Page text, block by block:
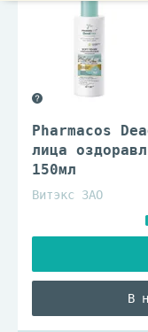
Pharmacos
лица
150мл
Витэкс ЗАО
В